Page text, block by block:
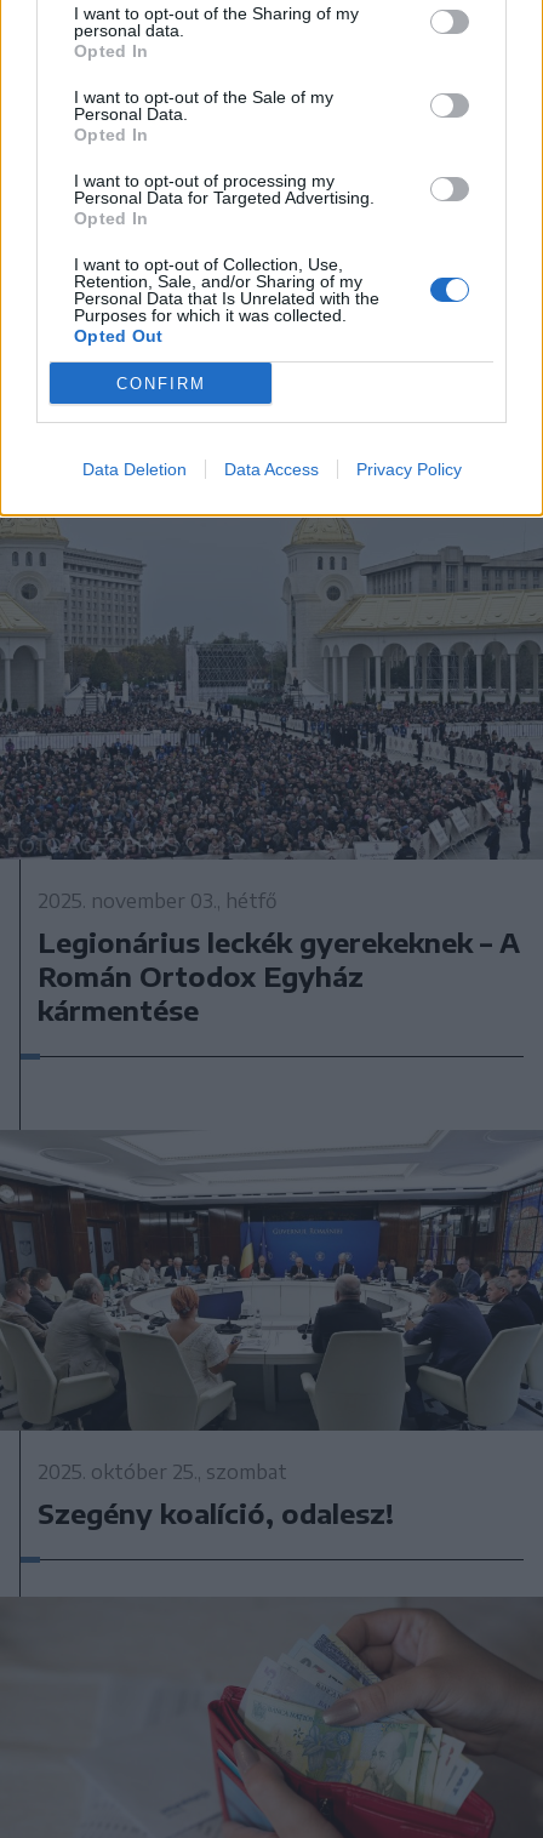
I want to opt-out of the Sharing of my
personal data.
Opted In
I want to opt-out of the Sale of my
Personal Data.
Opted In
I want to opt-out of processing my
Personal Data for Targeted Advertising.
Opted In
I want to opt-out of Collection, Use,
Retention, Sale, and/or Sharing of my
Personal Data that Is Unrelated with the
Purposes for which it was collected.
Opted Out
CONFIRM
Data Deletion Data Access Privacy Policy
2025. november 09., vasárnap
A PSD a kormányon lévő ellenzék,
amely az Iliescu-korszakot hozná
vissza
2025. november 03., hétfő
Legionárius leckék gyerekeknek – A
Román Ortodox Egyház
kármentése
2025. október 25., szombat
Szegény koalíció, odalesz!